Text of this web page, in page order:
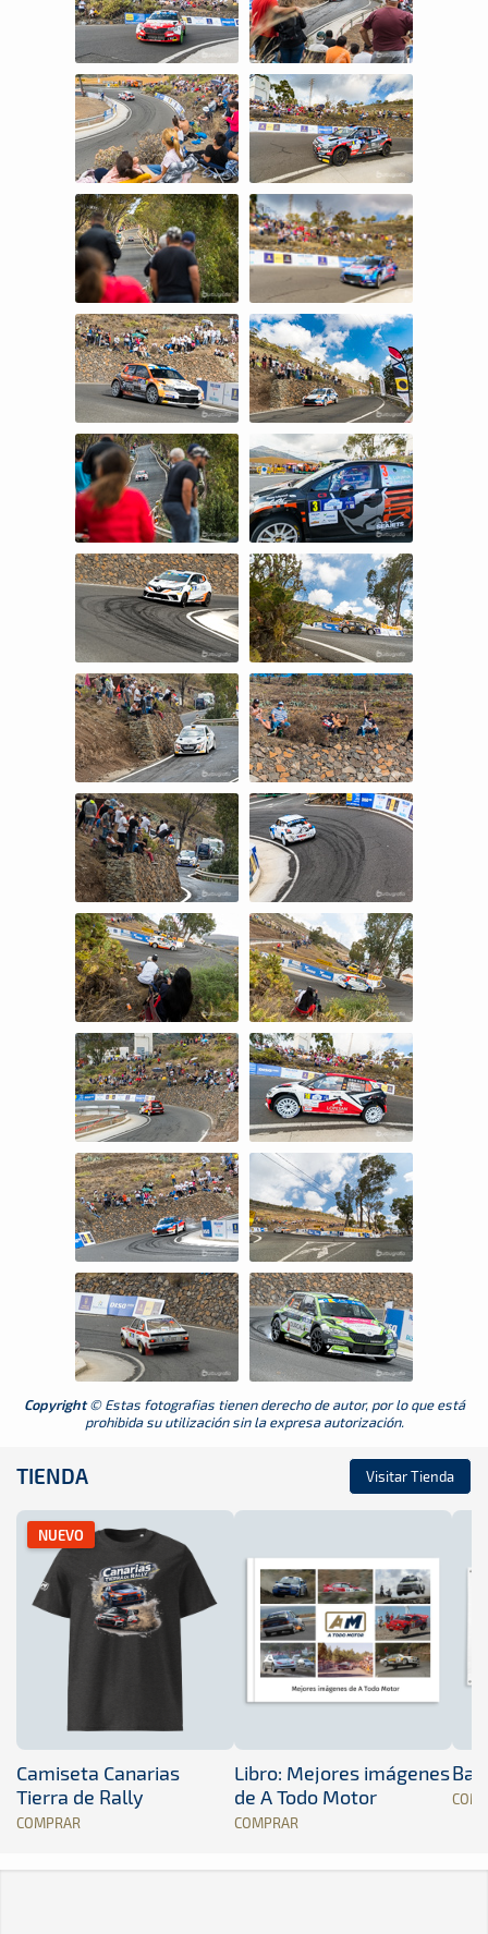
Copyright© Estas fotografias tienen derecho de autor, por lo que está
prohibida su utilización sin la expresa autorización.
TIENDA Visitar Tienda
NUEVO
Camiseta Canarias
Tierra de Rally
COMPRAR
Libro: Mejores imágenes
de A Todo Motor
COMPRAR